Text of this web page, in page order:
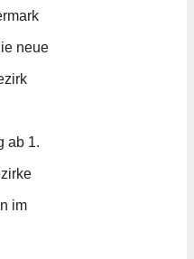
neue
ab 1.
im